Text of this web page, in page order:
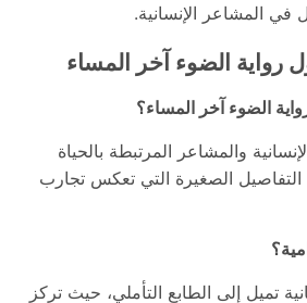
في المشاعر الإنسانية.
رواية الضوء آخر المساء
الضوء آخر المساء؟
والمشاعر المرتبطة بالحياة
التفاصيل الصغيرة التي تعكس تجارب
تميل إلى الطابع التأملي، حيث تركز